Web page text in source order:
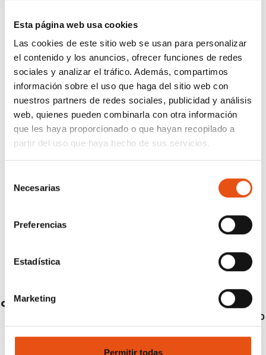
Esta página web usa cookies
Las cookies de este sitio web se usan para personalizar
el contenido y los anuncios, ofrecer funciones de redes
sociales y analizar el tráfico. Además, compartimos
información sobre el uso que haga del sitio web con
nuestros partners de redes sociales, publicidad y análisis
web, quienes pueden combinarla con otra información
que les haya proporcionado o que hayan recopilado a
partir del uso que haya hecho de sus servicios.
Necesarias
Preferencias
Estadística
Marketing
Permitir todas
GOREME JACKET WOMAN
€99,90